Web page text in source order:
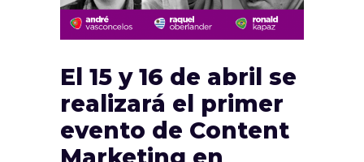
El 15 y 16 de abril se
realizará el primer
evento de Content